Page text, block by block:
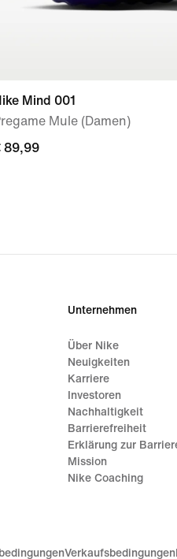
Mind 001
Mule (Damen)
89,99
89,99
Unternehmen
Über Nike
Neuigkeiten
Karriere
Investoren
Nachhaltigkeit
Barrierefreiheit
Erklärung zur
Mission
Nike Coaching
Verkaufsbedingungen